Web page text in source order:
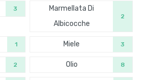
3
Marmellata Di
Albicocche
2
1 Miele 3
2 Olio 8